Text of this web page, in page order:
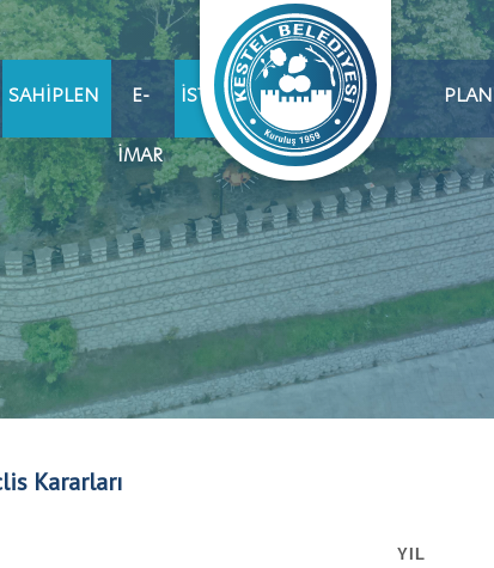
SAHIPLEN E-
İMAR
İSTIHDAM
Kararları
YIL